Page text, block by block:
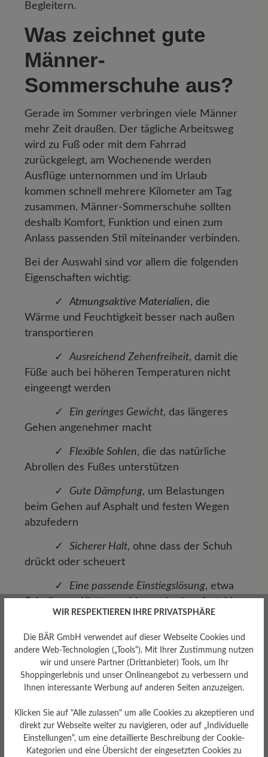
Begleitern.
Was zeichnet gute
Männer-
Sommerschuhe aus?
Gerade im Sommer verbringen viele Männer
mehr Zeit draußen. Der tägliche Arbeitsweg
wird zu Fuß oder mit dem Fahrrad
zurückgelegt, am Wochenende werden
Ausflüge unternommen und im Urlaub
kommen schnell mehrere Kilometer am Tag
zusammen. Männer-Sommerschuhe sollten
deshalb Komfort, Funktion und einen zum
Anlass passenden Stil miteinander verbinden.
Bei der Auswahl sind vor allem die folgenden
Eigenschaften wichtig:
✓ Atmungsaktive Materialien, die
Wärme und Feuchtigkeit besser nach außen
transportieren
✓ Ausreichend Zehenfreiheit, damit die
Füße auch bei höheren Temperaturen nicht
eingeengt werden
✓ Ein geringes Gewicht, das längeres
Gehen angenehmer macht
✓ Flexible Sohlen, die das natürliche
Abrollen des Fußes unterstützen
✓ Gute Dämpfung, um Belastungen
beim Gehen auf Asphalt und festen Wegen
abzufedern
✓ Sicherer Halt, ohne dass der Schuh
drückt oder scheuert
✓ Eine passende Einstiegslösung, etwa
Schnürung, Klettverschluss oder komfortabler
Slip-on-Einstieg
Besonders bei hohen Temperaturen können
Füße im Laufe des Tages etwas anschwellen.
Herren-Schuhe für den Sommer sollten
deshalb nicht zu knapp gewählt werden.
wichtig wie ein sicherer Sitz an Ferse und
Spann.
WIR RESPEKTIEREN IHRE PRIVATSPHÄRE
Die BÄR GmbH verwendet auf dieser Webseite Cookies und
andere Web-Technologien („Tools“). Mit Ihrer Zustimmung nutzen
wir und unsere Partner (Drittanbieter) Tools, um Ihr
Shoppingerlebnis und unser Onlineangebot zu verbessern und
Ihnen interessante Werbung auf anderen Seiten anzuzeigen.
Klicken Sie auf "Alle zulassen" um alle Cookies zu akzeptieren und
direkt zur Webseite weiter zu navigieren, oder auf „Individuelle
Einstellungen“, um eine detaillierte Beschreibung der Cookie-
Kategorien und eine Übersicht der eingesetzten Cookies zu